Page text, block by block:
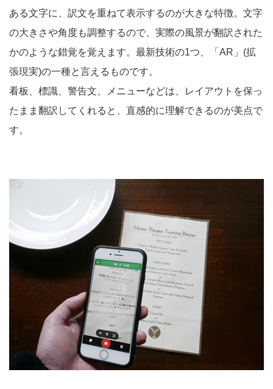
ある文字に、訳文を重ねて表示するのが大きな特徴。文字
の大きさや角度も調整するので、実際の風景が翻訳された
かのような錯覚を覚えます。最新技術の1つ、「AR」(拡
張現実)の一種と言えるものです。
看板、標識、警告文、メニューなどは、レイアウトを保っ
たまま翻訳してくれると、直感的に理解できるのが美点で
す。